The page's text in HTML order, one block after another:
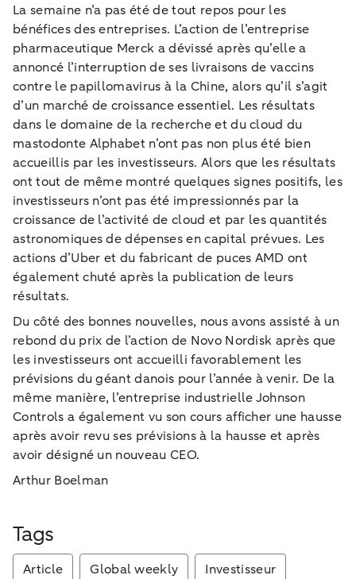
La semaine n’a pas été de tout repos pour les
bénéfices des entreprises. L’action de l’entreprise
pharmaceutique Merck a dévissé après qu’elle a
annoncé l’interruption de ses livraisons de vaccins
contre le papillomavirus à la Chine, alors qu’il s’agit
d’un marché de croissance essentiel. Les résultats
dans le domaine de la recherche et du cloud du
mastodonte Alphabet n’ont pas non plus été bien
accueillis par les investisseurs. Alors que les résultats
ont tout de même montré quelques signes positifs, les
investisseurs n’ont pas été impressionnés par la
croissance de l’activité de cloud et par les quantités
astronomiques de dépenses en capital prévues. Les
actions d’Uber et du fabricant de puces AMD ont
également chuté après la publication de leurs
résultats.
Du côté des bonnes nouvelles, nous avons assisté à un
rebond du prix de l’action de Novo Nordisk après que
les investisseurs ont accueilli favorablement les
prévisions du géant danois pour l’année à venir. De la
même manière, l’entreprise industrielle Johnson
Controls a également vu son cours afficher une hausse
après avoir revu ses prévisions à la hausse et après
avoir désigné un nouveau CEO.
Arthur Boelman
Tags
Article Global weekly
Investisseur